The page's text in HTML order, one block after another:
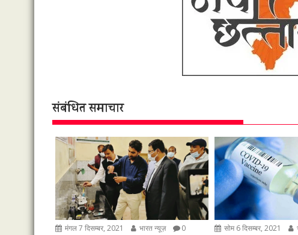
संबंधित समाचार
मंगल 7 दिसम्बर, 2021 भारत न्यूज़ 0 सोम 6 दिसम्बर, 2021